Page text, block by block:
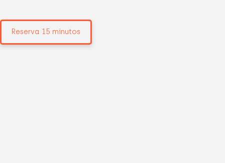
Reserva 15 minutos